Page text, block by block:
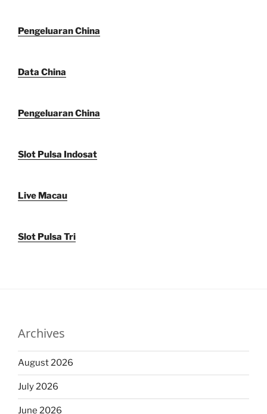
Pengeluaran China
Data China
Pengeluaran China
Slot Pulsa Indosat
Live Macau
Slot Pulsa Tri
Archives
August 2026
July 2026
June 2026